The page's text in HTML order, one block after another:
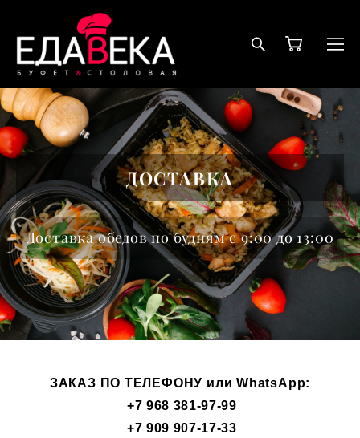
ДОСТАВКА
Доставка обедов по будням с 9:00 до 13:00
ЗАКАЗ ПО ТЕЛЕФОНУ или WhatsApp:
+7 968 381-97-99
+7 909 907-17-33